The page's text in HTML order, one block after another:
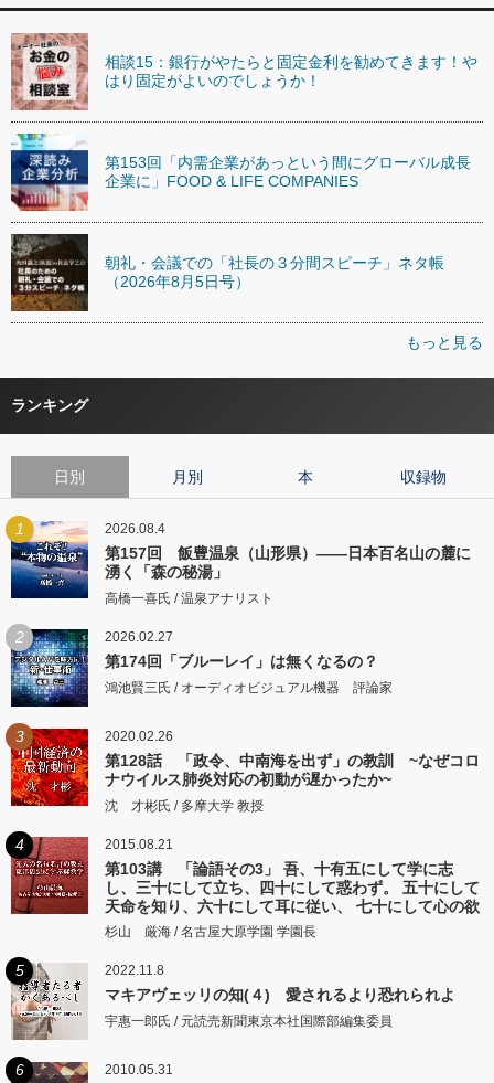
相談15：銀行がやたらと固定金利を勧めてきます！や
はり固定がよいのでしょうか！
第153回「内需企業があっという間にグローバル成長
企業に」FOOD & LIFE COMPANIES
朝礼・会議での「社長の３分間スピーチ」ネタ帳
（2026年8月5日号）
もっと見る
ランキング
日別 月別 本 収録物
1 2026.08.4
第157回 飯豊温泉（山形県）――日本百名山の麓に
湧く「森の秘湯」
高橋一喜氏 / 温泉アナリスト
2 2026.02.27
第174回「ブルーレイ」は無くなるの？
鴻池賢三氏 / オーディオビジュアル機器 評論家
3 2020.02.26
第128話 「政令、中南海を出ず」の教訓 ~なぜコロ
ナウイルス肺炎対応の初動が遅かったか~
沈 才彬氏 / 多摩大学 教授
4 2015.08.21
第103講 「論語その3」 吾、十有五にして学に志
し、三十にして立ち、四十にして惑わず。 五十にして
天命を知り、六十にして耳に従い、 七十にして心の欲
するところに従いて矩をこえず。
杉山 厳海 / 名古屋大原学園 学園長
5 2022.11.8
マキアヴェッリの知(４) 愛されるより恐れられよ
宇惠一郎氏 / 元読売新聞東京本社国際部編集委員
6 2010.05.31